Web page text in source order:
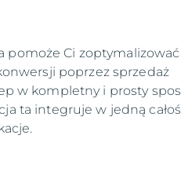
pomoże Ci zoptymalizować
poprzez sprzedaż
w kompletny i prosty
ta integruje w jedną